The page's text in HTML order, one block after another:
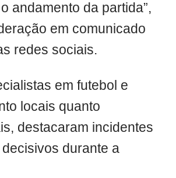
andamento da partida”,
em comunicado
redes sociais.
em futebol e
locais quanto
destacaram incidentes
durante a